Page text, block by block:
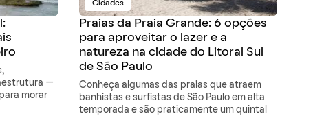
—
morar
Cidades
Praias da Praia Grande: 6 opções
para aproveitar o lazer e a
natureza na cidade do Litoral Sul
de São Paulo
Conheça algumas das praias que atraem
banhistas e surfistas de São Paulo em alta
temporada e são praticamente um quintal